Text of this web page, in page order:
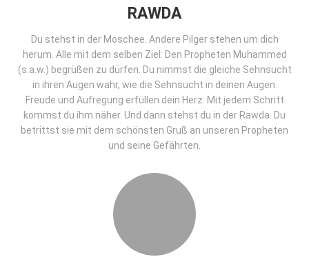
RAWDA
Du stehst in der Moschee. Andere Pilger stehen um dich
herum. Alle mit dem selben Ziel: Den Propheten Muhammed
(s.a.w.) begrüßen zu dürfen. Du nimmst die gleiche Sehnsucht
in ihren Augen wahr, wie die Sehnsucht in deinen Augen.
Freude und Aufregung erfüllen dein Herz. Mit jedem Schritt
kommst du ihm näher. Und dann stehst du in der Rawda. Du
betrittst sie mit dem schönsten Gruß an unseren Propheten
und seine Gefährten.